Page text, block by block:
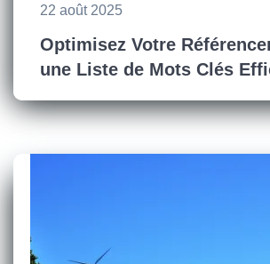
22 août 2025
Optimisez Votre
une Liste de Mots Clés